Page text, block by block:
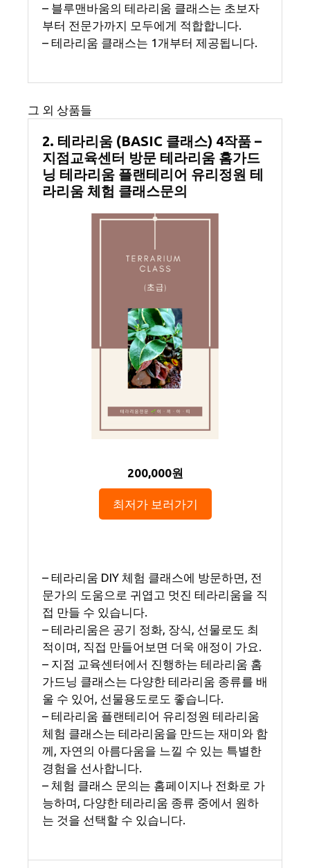
– 블루맨바움의 테라리움 클래스는 초보자
부터 전문가까지 모두에게 적합합니다.
– 테라리움 클래스는 1개부터 제공됩니다.
그 외 상품들
2. 테라리움 (BASIC 클래스) 4작품 –
지점교육센터 방문 테라리움 홈가드
닝 테라리움 플랜테리어 유리정원 테
라리움 체험 클래스문의
200,000원
최저가 보러가기
– 테라리움 DIY 체험 클래스에 방문하면, 전
문가의 도움으로 귀엽고 멋진 테라리움을 직
접 만들 수 있습니다.
– 테라리움은 공기 정화, 장식, 선물로도 최
적이며, 직접 만들어보면 더욱 애정이 가요.
– 지점 교육센터에서 진행하는 테라리움 홈
가드닝 클래스는 다양한 테라리움 종류를 배
울 수 있어, 선물용도로도 좋습니다.
– 테라리움 플랜테리어 유리정원 테라리움
체험 클래스는 테라리움을 만드는 재미와 함
께, 자연의 아름다움을 느낄 수 있는 특별한
경험을 선사합니다.
– 체험 클래스 문의는 홈페이지나 전화로 가
능하며, 다양한 테라리움 종류 중에서 원하
는 것을 선택할 수 있습니다.